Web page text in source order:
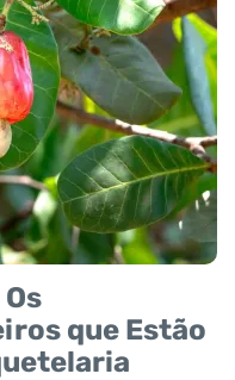
que Estão